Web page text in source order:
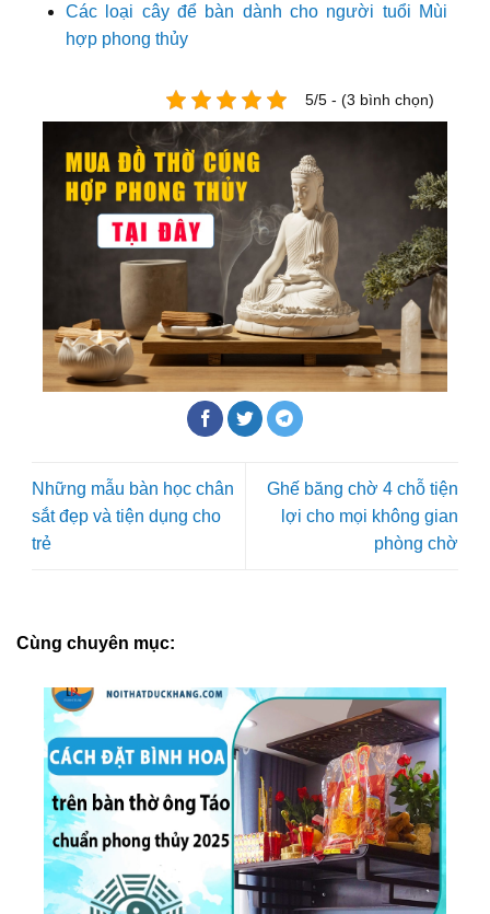
Các loại cây để bàn dành cho người tuổi Mùi
hợp phong thủy
5/5 - (3 bình chọn)
Những mẫu bàn học chân
sắt đẹp và tiện dụng cho
trẻ
Ghế băng chờ 4 chỗ tiện
lợi cho mọi không gian
phòng chờ
Cùng chuyên mục: